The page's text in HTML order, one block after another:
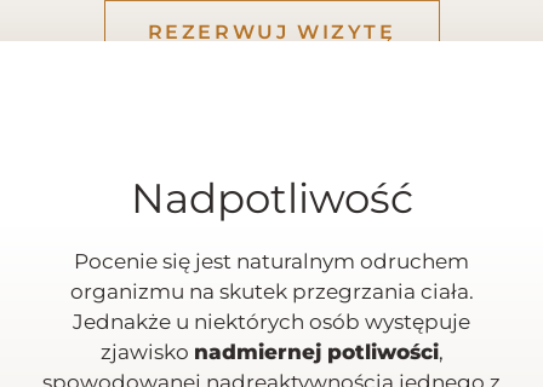
REZERWUJ WIZYTĘ
Nadpotliwość
Pocenie się jest naturalnym odruchem
organizmu na skutek przegrzania ciała.
Jednakże u niektórych osób występuje
zjawisko nadmiernej potliwości,
spowodowanej nadreaktywnością jednego z